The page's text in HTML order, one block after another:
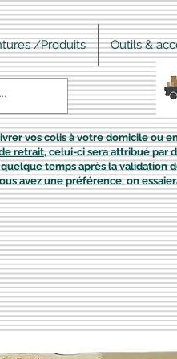
/Produits Outils &
vos colis à votre domicile ou
retrait, celui-ci sera attribué par
quelque tempsaprèsla validation
avez une préférence, on